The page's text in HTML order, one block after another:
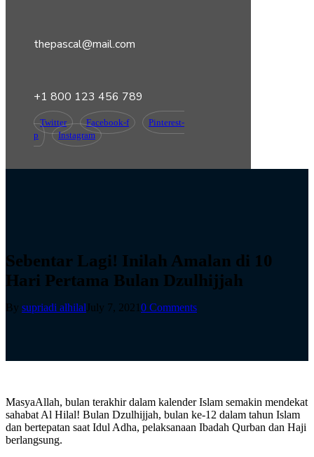
thepascal@mail.com
+1 800 123 456 789
Twitter Facebook-f
Pinterest-
p
Instagram
Sebentar Lagi! Inilah Amalan di 10
Hari Pertama Bulan Dzulhijjah
By supriadi alhilal July 7, 20210 Comments
MasyaAllah, bulan terakhir dalam kalender Islam semakin mendekat
sahabat Al Hilal! Bulan Dzulhijjah, bulan ke-12 dalam tahun Islam
dan bertepatan saat Idul Adha, pelaksanaan Ibadah Qurban dan Haji
berlangsung.